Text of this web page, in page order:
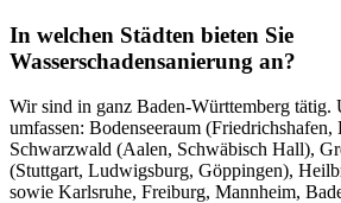
In welchen Städten bieten Sie
Wasserschadensanierung an?
Wir sind in ganz Baden-Württemberg tätig.
umfassen: Bodenseeraum (Friedrichshafen,
Schwarzwald (Aalen, Schwäbisch Hall),
(Stuttgart, Ludwigsburg, Göppingen),
sowie Karlsruhe, Freiburg, Mannheim,